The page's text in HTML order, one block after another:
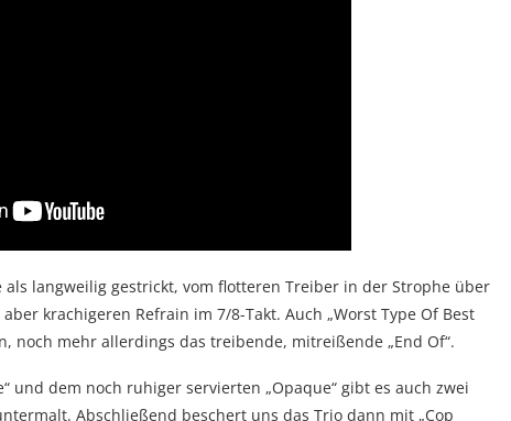
langweilig gestrickt, vom flotteren Treiber in der Strophe über
krachigeren Refrain im 7/8-Takt. Auch „Worst Type Of Best
noch mehr allerdings das treibende, mitreißende „End Of“.
und dem noch ruhiger servierten „Opaque“ gibt es auch zwei
Abschließend beschert uns das Trio dann mit „Cop